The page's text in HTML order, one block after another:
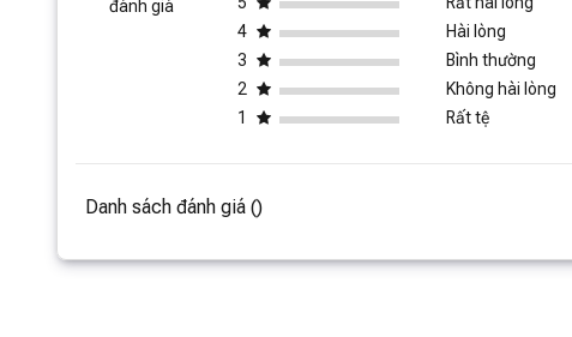
đánh giá
4
Hài lòng
3
Bình thường
2
Không hài lòng
1
Rất tệ
Danh sách đánh giá ()